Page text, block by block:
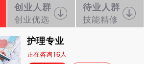
创业人群
创业优选
待业人群
技能精修
护理专业
正在咨询16人